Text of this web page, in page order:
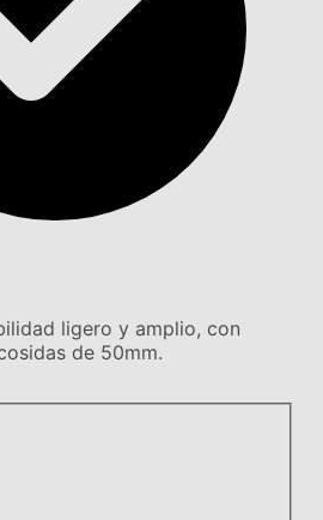
ligero y amplio, con
de 50mm.